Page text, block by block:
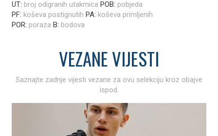
UT: broj odigranih utakmica POB: pobjeda
PF: koševa postignutih PA: koševa primljenih
POR: poraza B: bodova
VEZANEVIJESTI
Saznajte zadnje vijesti vezane za ovu selekciju kroz obajve
ispod.